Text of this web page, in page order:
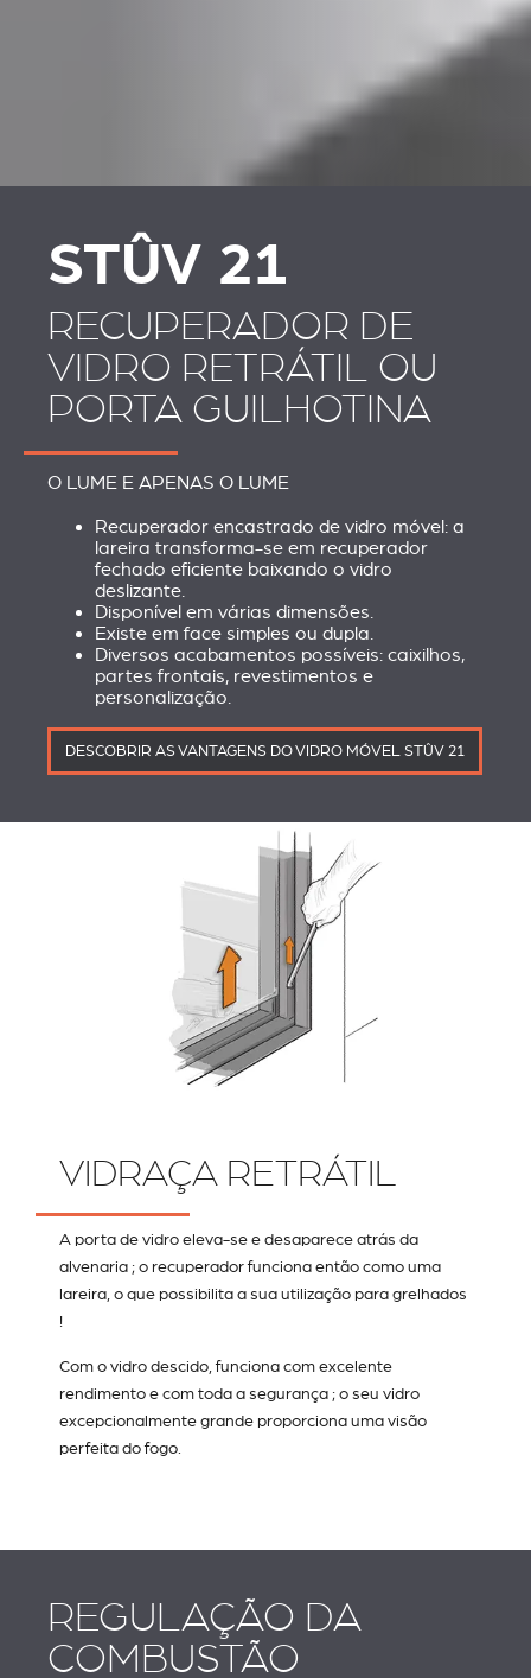
STÛV 21
RECUPERADOR DE
VIDRO RETRÁTIL OU
PORTA GUILHOTINA
O LUME E APENAS O LUME
Recuperador encastrado de vidro móvel: a
lareira transforma-se em recuperador
fechado eficiente baixando o vidro
deslizante.
Disponível em várias dimensões.
Existe em face simples ou dupla.
Diversos acabamentos possíveis: caixilhos,
partes frontais, revestimentos e
personalização.
DESCOBRIR AS VANTAGENS DO VIDRO MÓVEL STÛV 21
VIDRAÇA RETRÁTIL
A porta de vidro eleva-se e desaparece atrás da
alvenaria ; o recuperador funciona então como uma
lareira, o que possibilita a sua utilização para grelhados
!
Com o vidro descido, funciona com excelente
rendimento e com toda a segurança ; o seu vidro
excepcionalmente grande proporciona uma visão
perfeita do fogo.
REGULAÇÃO DA
COMBUSTÃO
ACESSÓRIOS